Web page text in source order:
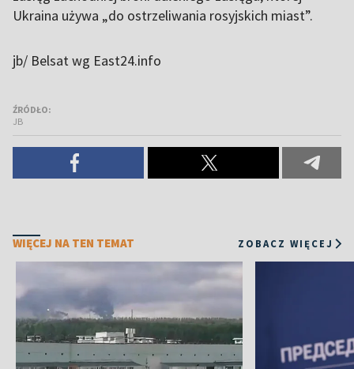
Ukraina używa „do ostrzeliwania rosyjskich miast”.
jb/ Belsat wg East24.info
ŹRÓDŁO:
JB
WIĘCEJ NA TEN TEMAT ZOBACZ WIĘCEJ